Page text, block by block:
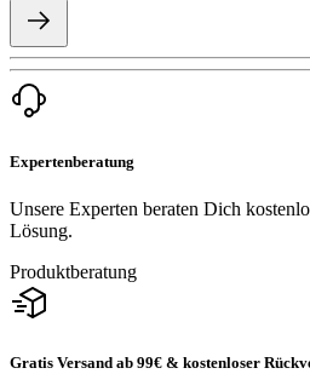
Expertenberatung
Unsere Experten beraten Dich
Lösung.
Produktberatung
Gratis Versand ab 99€ & kostenloser